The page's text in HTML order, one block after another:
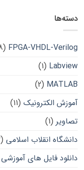
دسته‌ها
FPGA-VHDL-Verilog
(8)
Labview
(1)
MATLAB
(2)
آموزش الکترونیک (11)
تصاویر (1)
دانشگاه انقلاب اسلامی (3)
دانلود فایل های آموزشی